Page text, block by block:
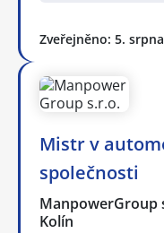
Zveřejněno: 5. srpna
Mistr v
společnosti
ManpowerGroup
Kolín